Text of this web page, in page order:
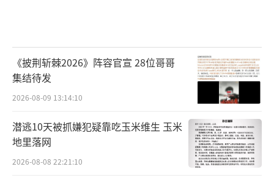
《披荆斩棘2026》阵容官宣 28位哥哥
集结待发
2026-08-09 13:14:10
潜逃10天被抓嫌犯疑靠吃玉米维生 玉米
地里落网
2026-08-08 22:21:10